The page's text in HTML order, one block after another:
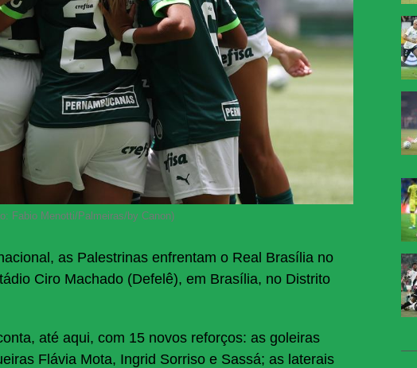
Fabio Menotti/Palmeiras/by Canon)
as Palestrinas enfrentam o Real Brasília no
Ciro Machado (Defelê), em Brasília, no Distrito
até aqui, com 15 novos reforços: as goleiras
Flávia Mota, Ingrid Sorriso e Sassá; as laterais